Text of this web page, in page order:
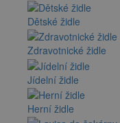
Dětské židle
Zdravotnické židle
Jídelní židle
Herní židle